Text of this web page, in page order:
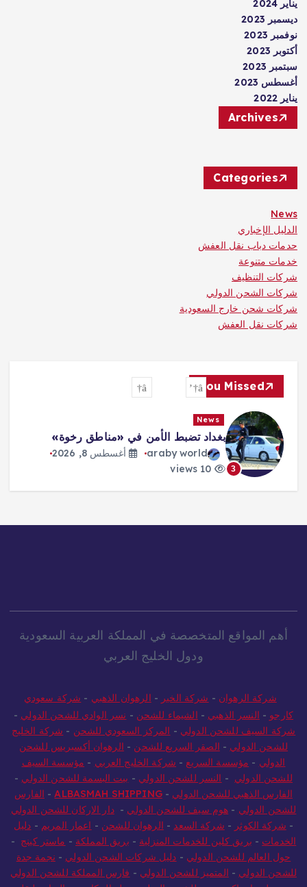
يناير 2024
ديسمبر 2023
نوفمبر 2023
أكتوبر 2023
سبتمبر 2023
أغسطس 2023
يناير 2022
Archives
Categories
News
الدليل الإخباري
حدمات دباب نقل العفش
خدمات متنوعة
شركات التنظيف
شركات الشحن الدولي
شركات شحن خارج السعودية
شركات نقل العفش
You Missed
3
News
بغداد تضبط الأمن في «مناطق رخوة»
araby world
أغسطس 8, 2026
أهم المواقع المتخصصة في المملكة العربية السعودية
ودول الخليج العربي
شركة الرهوان - شركة الخير - الرهوان الذهبي - شركة سعودي
كارجو - النسر الذهبي - الشيماء للشحن - نسر الوادي للشحن الدولي -
شركة السيف للشحن الدولي - المركز السعودي للشحن - شركة الخليج
للشحن الدولي - الصقر السريع للشحن - الرهوان أكسبريس للشحن
الدولي - مؤسسة السريع - شركة الخليج العربي - مؤسسة السيف
للشحن الدولي - النسر للشحن الدولي - بيت البسمة للشحن الدولي -
الفارس الذهبي للشحن الدولي -
ALBASMAH SHIPPING
- الفارس
للشحن الدولي - هوم سيف للشحن الدولي -دار الاركان للشحن الدولي
- شركة الكوثر - شركة السعد - الرهوان للشحن - اعمار المريم - دليل
الخدمات - بريق كلين للخدمات المنزلية - بريق المملكة - ماستر كينج -
حول العالم للشحن الدولي - دليل شركات الشحن الدولي - نجمة جدة
للشحن الدولي - المتميز للشحن الدولي - فارس المملكة للشحن الدولي